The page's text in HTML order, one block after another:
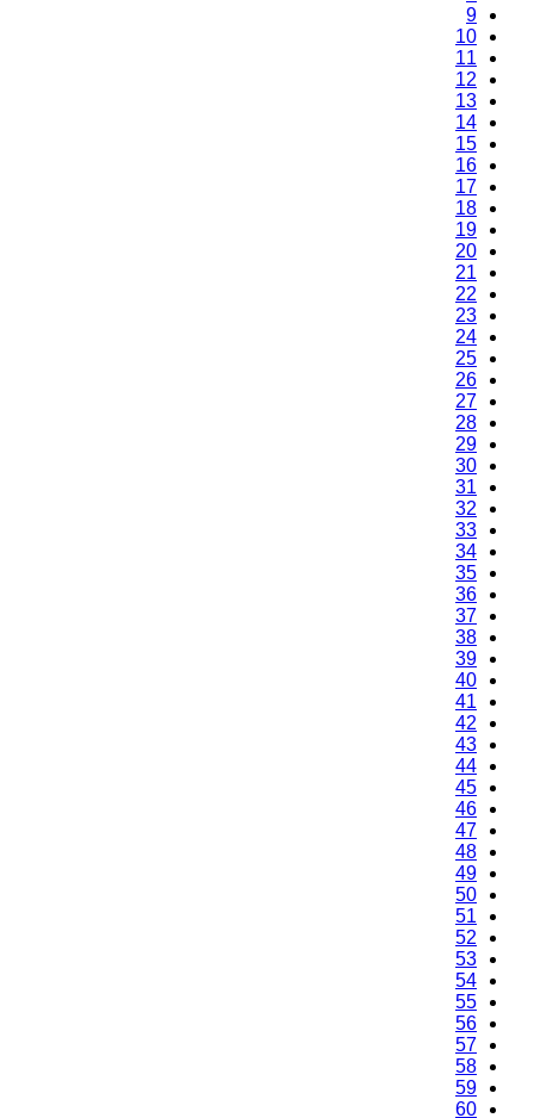
9
10
11
12
13
14
15
16
17
18
19
20
21
22
23
24
25
26
27
28
29
30
31
32
33
34
35
36
37
38
39
40
41
42
43
44
45
46
47
48
49
50
51
52
53
54
55
56
57
58
59
60